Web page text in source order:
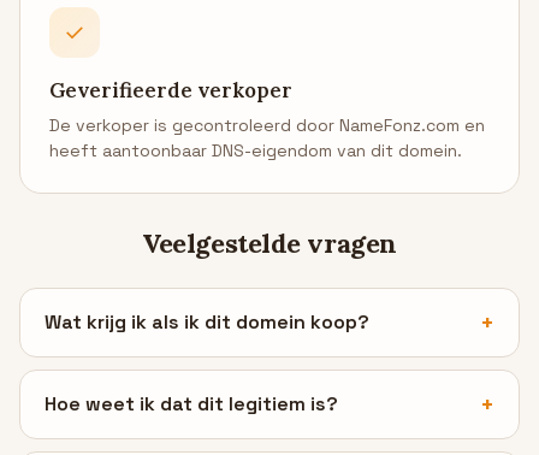
✓
Geverifieerde verkoper
De verkoper is gecontroleerd door NameFonz.com en
heeft aantoonbaar DNS-eigendom van dit domein.
Veelgestelde vragen
Wat krijg ik als ik dit domein koop?
Hoe weet ik dat dit legitiem is?